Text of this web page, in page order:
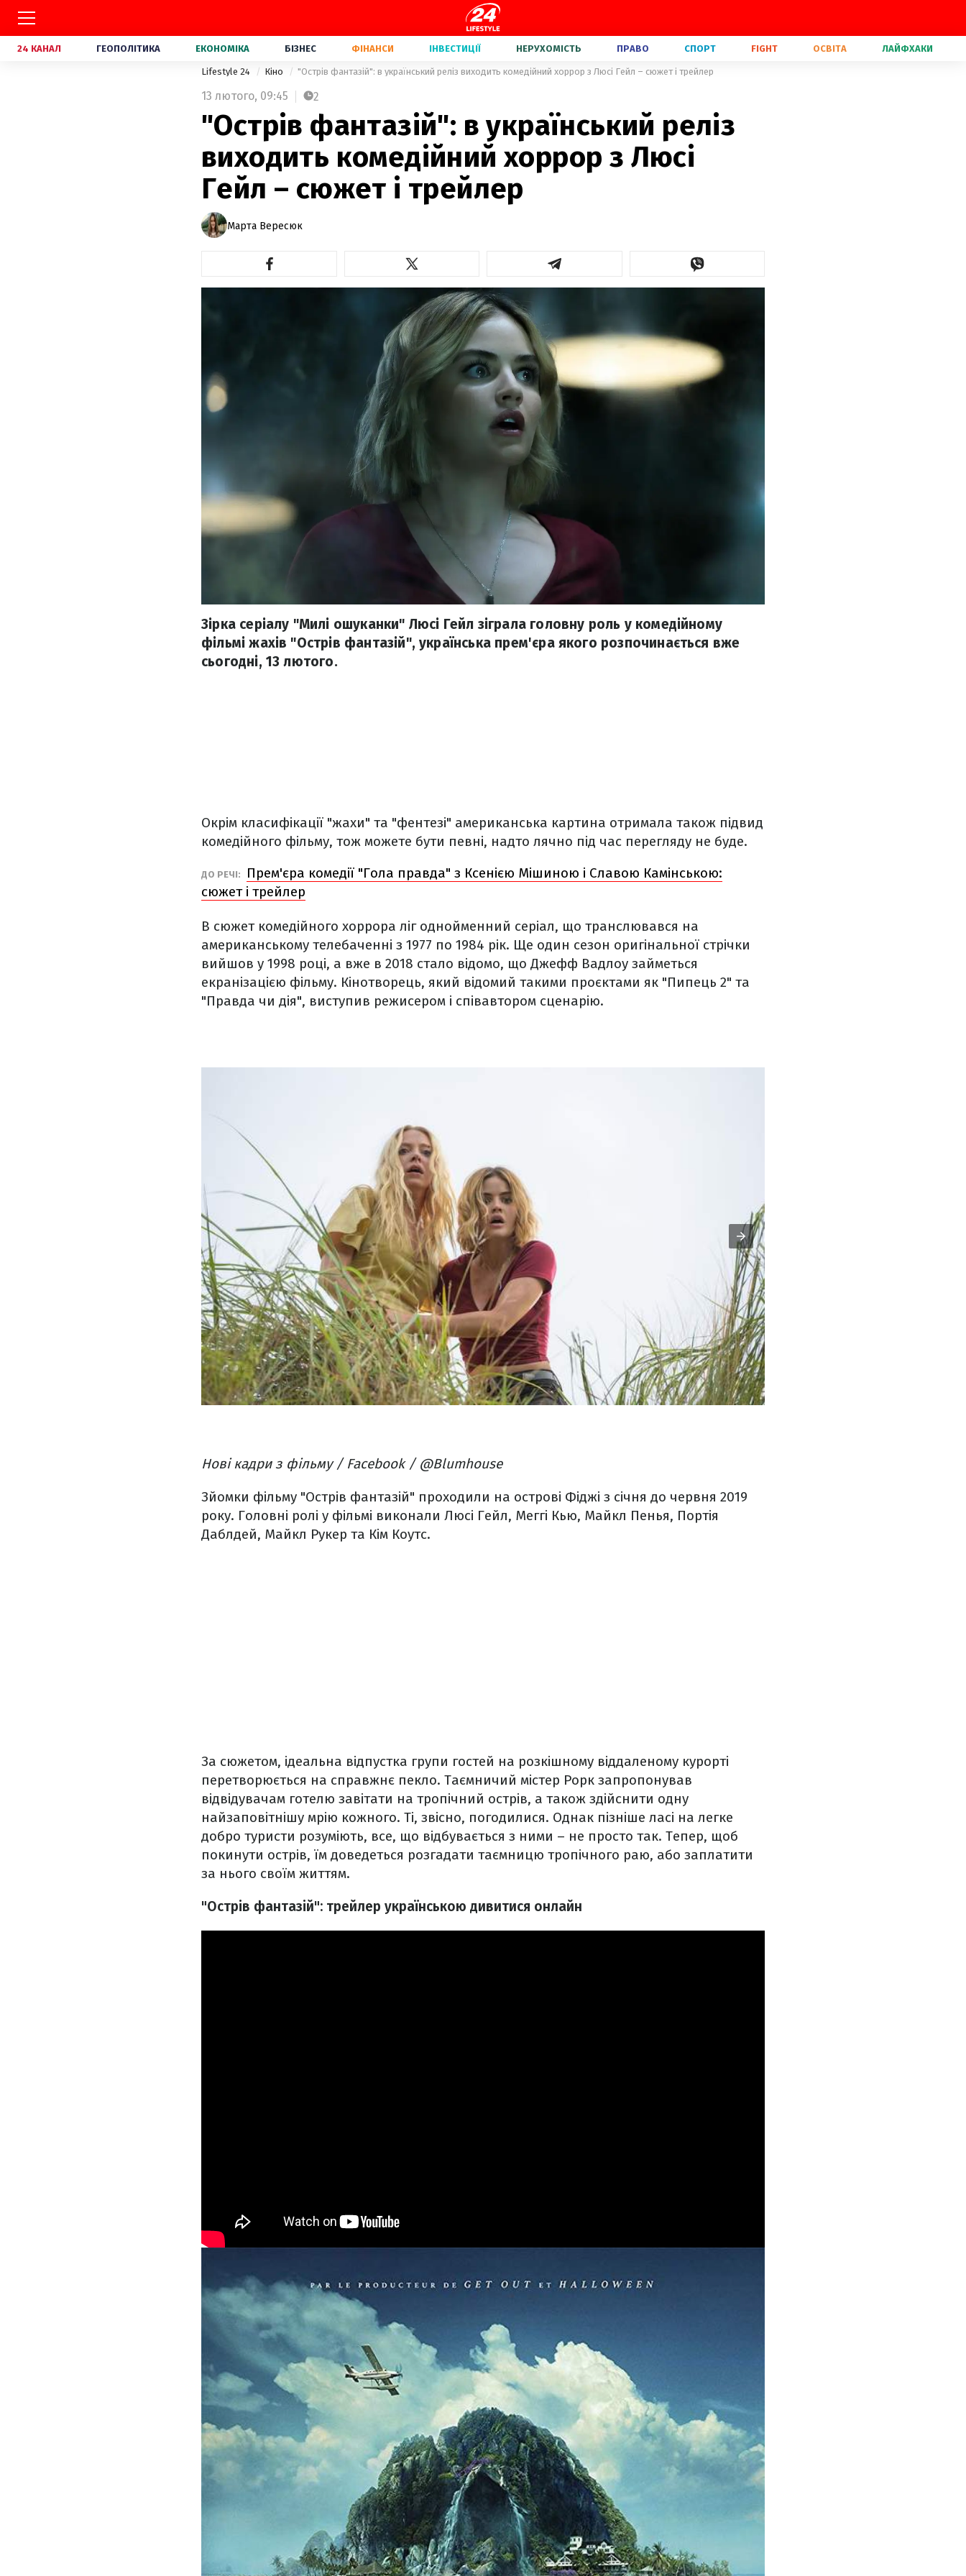
24 КАНАЛ ГЕОПОЛІТИКА ЕКОНОМІКА БІЗНЕС ФІНАНСИ ІНВЕСТИЦІЇ НЕРУХОМІСТЬ ПРАВО СПОРТ FIGHT ОСВІТА ЛАЙФХАКИ
Lifestyle 24 Кіно "Острів фантазій": в український реліз виходить комедійний хоррор з Люсі Гейл – сюжет і трейлер
13 лютого, 09:45 2
"Острів фантазій": в український реліз
виходить комедійний хоррор з Люсі
Гейл – сюжет і трейлер
Марта Вересюк
Зірка серіалу "Милі ошуканки" Люсі Гейл зіграла головну роль у комедійному
фільмі жахів "Острів фантазій", українська прем'єра якого розпочинається вже
сьогодні, 13 лютого.
Окрім класифікації "жахи" та "фентезі" американська картина отримала також підвид
комедійного фільму, тож можете бути певні, надто лячно під час перегляду не буде.
ДО РЕЧІ:
Прем'єра комедії "Гола правда" з Ксенією Мішиною і Славою Камінською:
сюжет і трейлер
В сюжет комедійного хоррора ліг однойменний серіал, що транслювався на
американському телебаченні з 1977 по 1984 рік. Ще один сезон оригінальної стрічки
вийшов у 1998 році, а вже в 2018 стало відомо, що Джефф Вадлоу займеться
екранізацією фільму. Кінотворець, який відомий такими проєктами як "Пипець 2" та
"Правда чи дія", виступив режисером і співавтором сценарію.
Нові кадри з фільму / Facebook / @Blumhouse
Зйомки фільму "Острів фантазій" проходили на острові Фіджі з січня до червня 2019
року. Головні ролі у фільмі виконали Люсі Гейл, Меггі Кью, Майкл Пенья, Портія
Даблдей, Майкл Рукер та Кім Коутс.
За сюжетом, ідеальна відпустка групи гостей на розкішному віддаленому курорті
перетворюється на справжнє пекло. Таємничий містер Рорк запропонував
відвідувачам готелю завітати на тропічний острів, а також здійснити одну
найзаповітнішу мрію кожного. Ті, звісно, погодилися. Однак пізніше ласі на легке
добро туристи розуміють, все, що відбувається з ними – не просто так. Тепер, щоб
покинути острів, їм доведеться розгадати таємницю тропічного раю, або заплатити
за нього своїм життям.
"Острів фантазій": трейлер українською дивитися онлайн